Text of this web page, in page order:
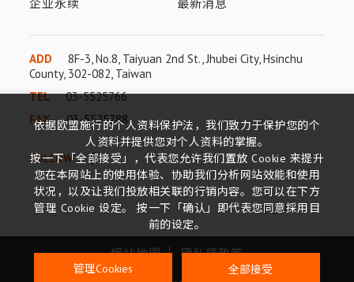
企业永续 最新消息
ADD
8F-3, No.8, Taiyuan 2nd St., Jhubei City, Hsinchu
County, 302-082, Taiwan
TEL
03-5525766
FAX
03-5525788
FOLLOW
TOP
網站地圖 隱私權政策
依据欧盟施行的个人资料保护法，我们致力于保护您的个
人资料并提供您对个人资料的掌握。
按一下「全部接受」，代表您允许我们置放 Cookie 来提升
您在本网站上的使用体验、协助我们分析网站效能和使用
状况，以及让我们投放相关联的行销内容。您可以在下方
管理 Cookie 设定。 按一下「确认」即代表您同意採用目
前的设定。
管理Cookies 全部接受